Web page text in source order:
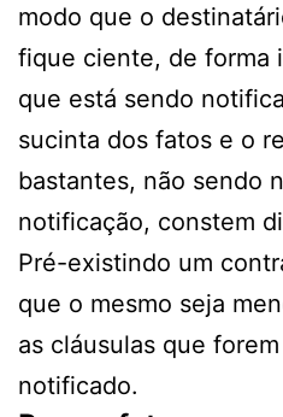
modo que o
fique ciente, de forma
que está sendo
sucinta dos fatos e o
bastantes, não sendo
notificação, constem
Pré-existindo um
que o mesmo seja
as cláusulas que
notificado.